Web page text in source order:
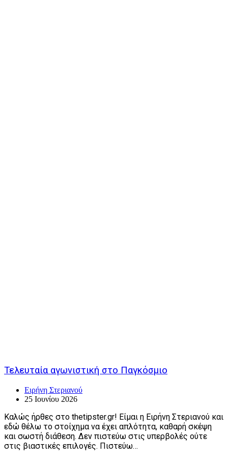
Τελευταία αγωνιστική στο Παγκόσμιο
Ειρήνη Στεριανού
25 Ιουνίου 2026
Καλώς ήρθες στο thetipster.gr! Είμαι η Ειρήνη Στεριανού και
εδώ θέλω το στοίχημα να έχει απλότητα, καθαρή σκέψη
και σωστή διάθεση. Δεν πιστεύω στις υπερβολές ούτε
στις βιαστικές επιλογές. Πιστεύω…